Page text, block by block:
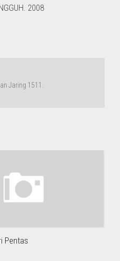
2008
Jaring 1511.
Pentas